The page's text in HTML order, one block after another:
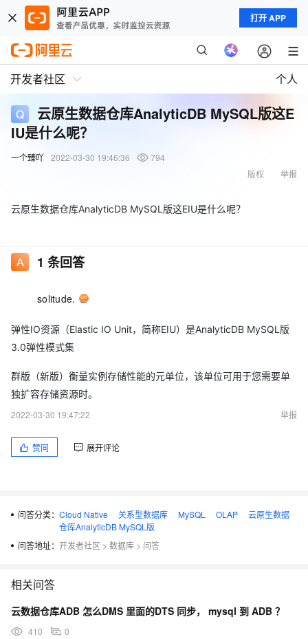
打开 APP
开发者社区 个人
云原生数据仓库AnalyticDB MySQL版这E
IU是什么呢？
一个臻吖 2022-03-30 19:46:36
794
举报
版权
云原生数据仓库AnalyticDB MySQL版这EIU是什么呢？
1 条回答
solitude.
弹性IO资源（Elastic IO Unit，简称EIU）是AnalyticDB MySQL版
3.0弹性模式集
群版（新版）衡量实例存储性能的元单位，该单位可用于您需要单
独扩容存储资源时。
2022-03-30 19:47:22
举报
赞同 展开评论
问答分类： Cloud Native 关系型数据库 MySQL OLAP
云原生数据
仓库AnalyticDB MySQL版
问答地址： 开发者社区 > 数据库 > 问答
相关问答
云数据仓库ADB 怎么DMS 里面的DTS 同步， mysql 到 ADB ？
410 0